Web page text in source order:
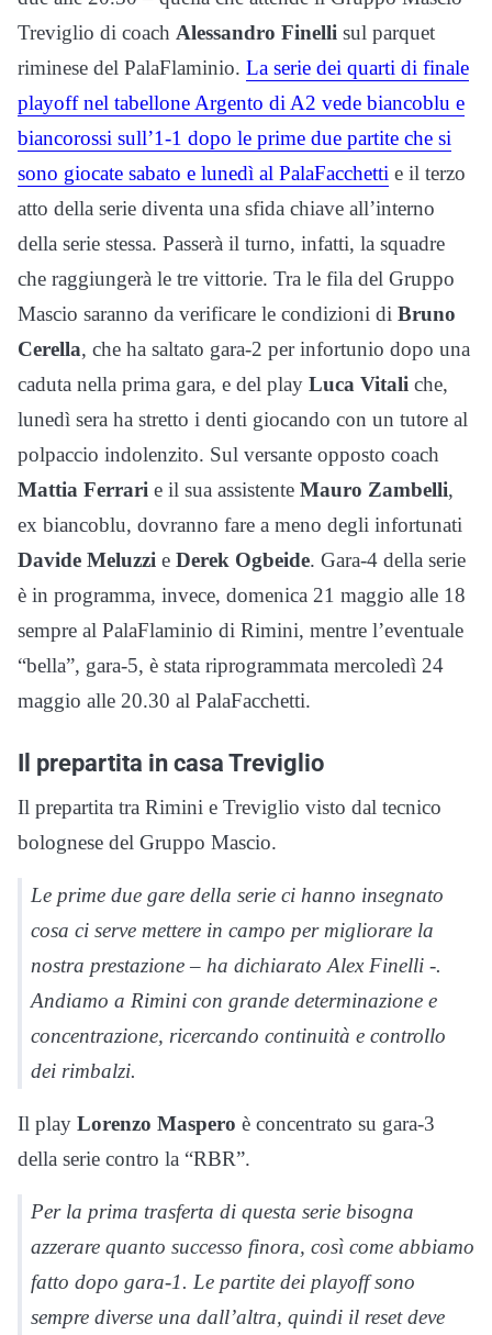
Treviglio di coach Alessandro Finelli sul parquet
riminese del PalaFlaminio. La serie dei quarti di finale
playoff nel tabellone Argento di A2 vede biancoblu e
biancorossi sull’1-1 dopo le prime due partite che si
sono giocate sabato e lunedì al PalaFacchetti e il terzo
atto della serie diventa una sfida chiave all’interno
della serie stessa. Passerà il turno, infatti, la squadre
che raggiungerà le tre vittorie. Tra le fila del Gruppo
Mascio saranno da verificare le condizioni di Bruno
Cerella, che ha saltato gara-2 per infortunio dopo una
caduta nella prima gara, e del play Luca Vitali che,
lunedì sera ha stretto i denti giocando con un tutore al
polpaccio indolenzito. Sul versante opposto coach
Mattia Ferrari e il sua assistente Mauro Zambelli,
ex biancoblu, dovranno fare a meno degli infortunati
Davide Meluzzi e Derek Ogbeide. Gara-4 della serie
è in programma, invece, domenica 21 maggio alle 18
sempre al PalaFlaminio di Rimini, mentre l’eventuale
“bella”, gara-5, è stata riprogrammata mercoledì 24
maggio alle 20.30 al PalaFacchetti.
Il prepartita in casa Treviglio
Il prepartita tra Rimini e Treviglio visto dal tecnico
bolognese del Gruppo Mascio.
Le prime due gare della serie ci hanno insegnato
cosa ci serve mettere in campo per migliorare la
nostra prestazione – ha dichiarato Alex Finelli -.
Andiamo a Rimini con grande determinazione e
concentrazione, ricercando continuità e controllo
dei rimbalzi.
Il play Lorenzo Maspero è concentrato su gara-3
della serie contro la “RBR”.
Per la prima trasferta di questa serie bisogna
azzerare quanto successo finora, così come abbiamo
fatto dopo gara-1. Le partite dei playoff sono
sempre diverse una dall’altra, quindi il reset deve